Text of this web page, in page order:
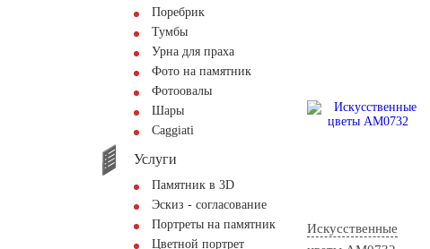
Поребрик
Тумбы
Урна для праха
Фото на памятник
Фотоовалы
Шары
Сaggiati
Услуги
Памятник в 3D
Эскиз - согласование
Портреты на памятник
Цветной портрет
Искусственные